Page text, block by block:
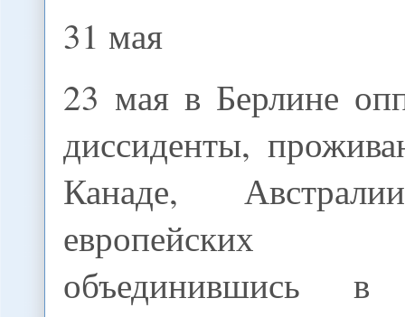
31 мая
23 мая в Берлине
диссиденты,
Канаде,
европейских
объединившись в